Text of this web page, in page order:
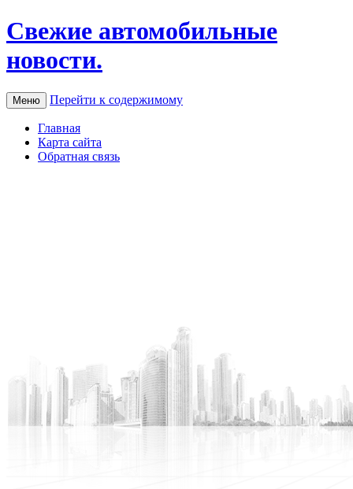
Свежие автомобильные
новости.
Меню Перейти к содержимому
Главная
Карта сайта
Обратная связь